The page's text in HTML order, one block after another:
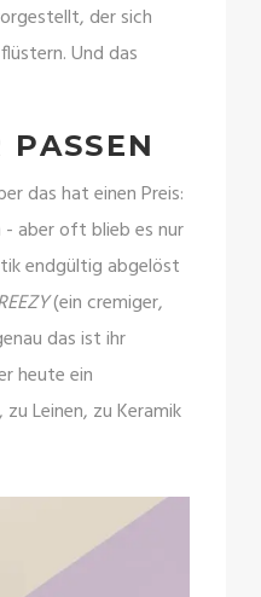
der sich
Und das
das hat einen Preis:
- aber oft blieb es nur
endgültig abgelöst
(ein cremiger,
das ist ihr
heute ein
Leinen, zu Keramik